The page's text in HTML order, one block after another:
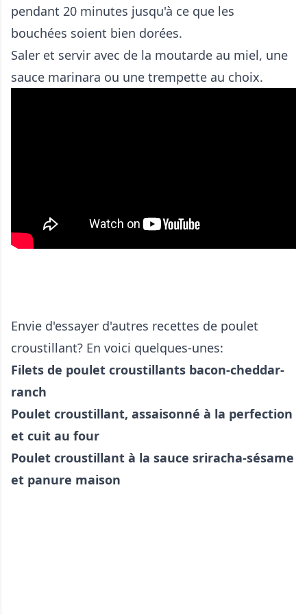
pendant 20 minutes jusqu'à ce que les
bouchées soient bien dorées.
Saler et servir avec de la moutarde au miel, une
sauce marinara ou une trempette au choix.
Envie d'essayer d'autres recettes de poulet
croustillant? En voici quelques-unes:
Filets de poulet croustillants bacon-cheddar-
ranch
Poulet croustillant, assaisonné à la perfection
et cuit au four
Poulet croustillant à la sauce sriracha-sésame
et panure maison